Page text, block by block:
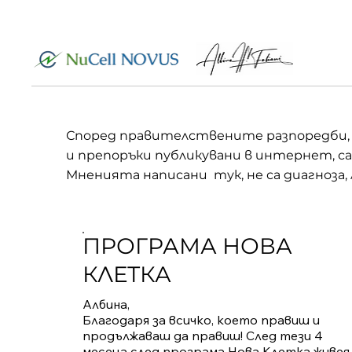
Според правителствените
и препоръки публикувани в интернет,
Мненията написани тук, не са
ПРОГРАМА НОВА
КЛЕТКА
Албина,
Благодаря за всичко, което правиш и
продължаваш да правиш! След тези 4